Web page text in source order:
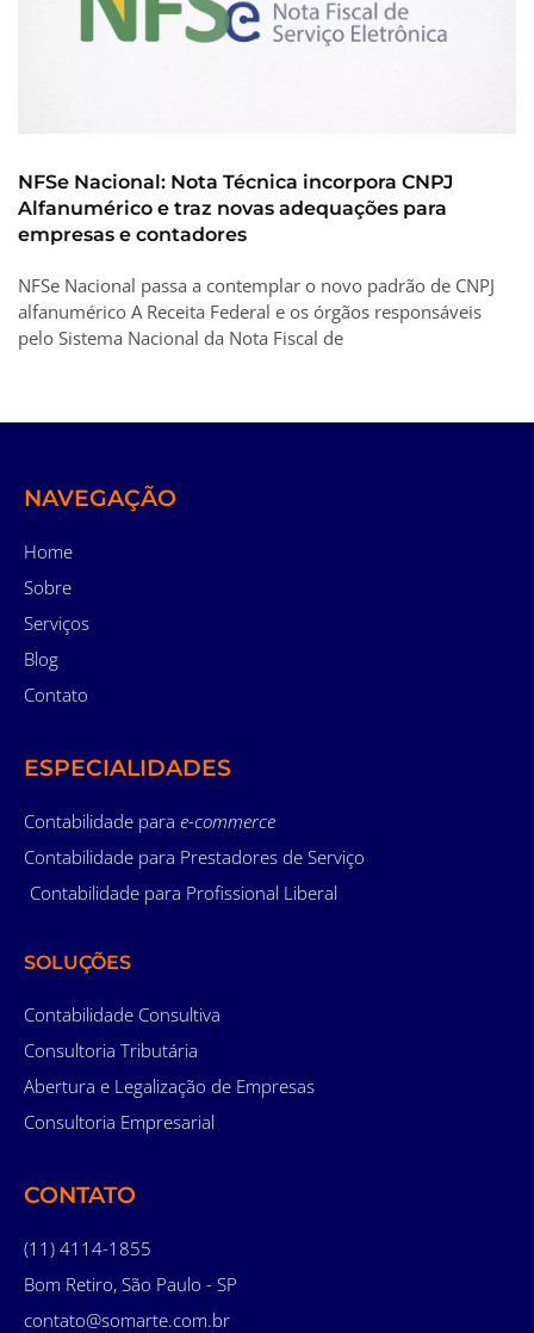
NFSe Nacional: Nota Técnica incorpora CNPJ
Alfanumérico e traz novas adequações para
empresas e contadores
NFSe Nacional passa a contemplar o novo padrão de CNPJ
alfanumérico A Receita Federal e os órgãos responsáveis
pelo Sistema Nacional da Nota Fiscal de
NAVEGAÇÃO
Home
Sobre
Serviços
Blog
Contato
ESPECIALIDADES
Contabilidade para e-commerce
Contabilidade para Prestadores de Serviço
Contabilidade para Profissional Liberal
SOLUÇÕES
Contabilidade Consultiva
Consultoria Tributária
Abertura e Legalização de Empresas
Consultoria Empresarial
CONTATO
(11) 4114-1855
Bom Retiro, São Paulo - SP
contato@somarte.com.br